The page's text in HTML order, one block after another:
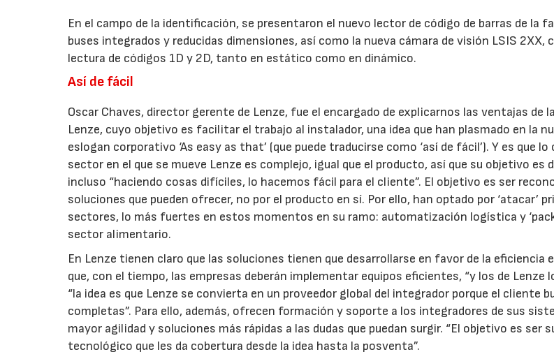
En el campo de la identificación, se presentaron el nuevo lector de código de barras de la
buses integrados y reducidas dimensiones, así como la nueva cámara de visión LSIS 2XX,
lectura de códigos 1D y 2D, tanto en estático como en dinámico.
Así de fácil
Oscar Chaves, director gerente de Lenze, fue el encargado de explicarnos las ventajas de
Lenze, cuyo objetivo es facilitar el trabajo al instalador, una idea que han plasmado en la
eslogan corporativo ‘As easy as that’ (que puede traducirse como ‘así de fácil’). Y es que
sector en el que se mueve Lenze es complejo, igual que el producto, así que su objetivo es
incluso “haciendo cosas difíciles, lo hacemos fácil para el cliente”. El objetivo es ser
soluciones que pueden ofrecer, no por el producto en sí. Por ello, han optado por ‘atacar’
sectores, lo más fuertes en estos momentos en su ramo: automatización logística y
sector alimentario.
En Lenze tienen claro que las soluciones tienen que desarrollarse en favor de la eficiencia
que, con el tiempo, las empresas deberán implementar equipos eficientes, “y los de Lenze
“la idea es que Lenze se convierta en un proveedor global del integrador porque el cliente
completas”. Para ello, además, ofrecen formación y soporte a los integradores de sus
mayor agilidad y soluciones más rápidas a las dudas que puedan surgir. “El objetivo es ser
tecnológico que les da cobertura desde la idea hasta la posventa”.